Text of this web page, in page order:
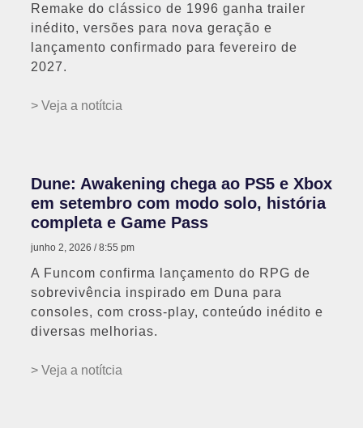
Remake do clássico de 1996 ganha trailer
inédito, versões para nova geração e
lançamento confirmado para fevereiro de
2027.
> Veja a notítcia
Dune: Awakening chega ao PS5 e Xbox
em setembro com modo solo, história
completa e Game Pass
junho 2, 2026 8:55 pm
A Funcom confirma lançamento do RPG de
sobrevivência inspirado em Duna para
consoles, com cross-play, conteúdo inédito e
diversas melhorias.
> Veja a notítcia